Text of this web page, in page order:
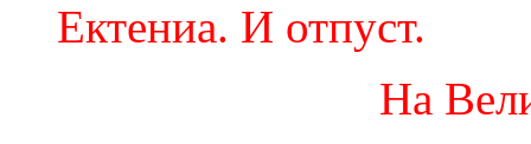
Ектениа. И отпуст.
На